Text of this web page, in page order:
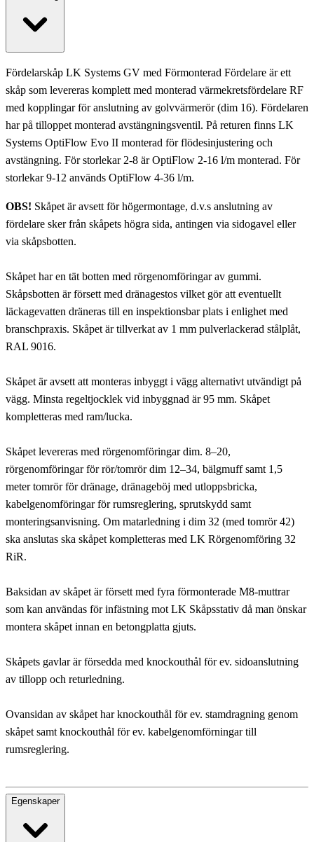
Fördelarskåp LK Systems GV med Förmonterad Fördelare är ett
skåp som levereras komplett med monterad värmekretsfördelare RF
med kopplingar för anslutning av golvvärmerör (dim 16). Fördelaren
har på tilloppet monterad avstängningsventil. På returen finns LK
Systems OptiFlow Evo II monterad för flödesinjustering och
avstängning. För storlekar 2-8 är OptiFlow 2-16 l/m monterad. För
storlekar 9-12 används OptiFlow 4-36 l/m.
OBS! Skåpet är avsett för högermontage, d.v.s anslutning av
fördelare sker från skåpets högra sida, antingen via sidogavel eller
via skåpsbotten.
Skåpet har en tät botten med rörgenomföringar av gummi.
Skåpsbotten är försett med dränagestos vilket gör att eventuellt
läckagevatten dräneras till en inspektionsbar plats i enlighet med
branschpraxis. Skåpet är tillverkat av 1 mm pulverlackerad stålplåt,
RAL 9016.
Skåpet är avsett att monteras inbyggt i vägg alternativt utvändigt på
vägg. Minsta regeltjocklek vid inbyggnad är 95 mm. Skåpet
kompletteras med ram/lucka.
Skåpet levereras med rörgenomföringar dim. 8–20,
rörgenomföringar för rör/tomrör dim 12–34, bälgmuff samt 1,5
meter tomrör för dränage, dränageböj med utloppsbricka,
kabelgenomföringar för rumsreglering, sprutskydd samt
monteringsanvisning. Om matarledning i dim 32 (med tomrör 42)
ska anslutas ska skåpet kompletteras med LK Rörgenomföring 32
RiR.
Baksidan av skåpet är försett med fyra förmonterade M8-muttrar
som kan användas för infästning mot LK Skåpsstativ då man önskar
montera skåpet innan en betongplatta gjuts.
Skåpets gavlar är försedda med knockouthål för ev. sidoanslutning
av tillopp och returledning.
Ovansidan av skåpet har knockouthål för ev. stamdragning genom
skåpet samt knockouthål för ev. kabelgenomförningar till
rumsreglering.
Egenskaper